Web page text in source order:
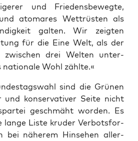
und Frie­dens­be­weg­te,
ato­ma­res Wett­rüs­ten als
gal­ten. Wir zeig­ten
für die Eine Welt, als der
zwi­schen drei Wel­ten unter­
natio­na­le Wohl zählte.«
sind die Grü­nen
und kon­ser­va­ti­ver Sei­te nicht
geschmäht wor­den. Es
lan­ge Lis­te kru­der Ver­bots­for­
bei nähe­rem Hin­se­hen aller­